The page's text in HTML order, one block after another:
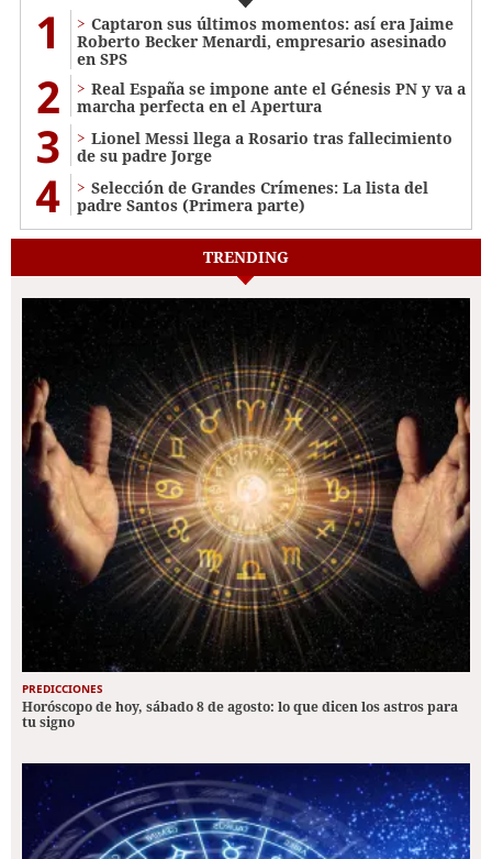
1
Captaron sus últimos momentos: así era Jaime
Roberto Becker Menardi​​​, empresario asesinado
en SPS
2
Real España se impone ante el Génesis PN y va a
marcha perfecta en el Apertura
3
Lionel Messi llega a Rosario tras fallecimiento
de su padre Jorge
4
Selección de Grandes Crímenes: La lista del
padre Santos (Primera parte)
TRENDING
PREDICCIONES
Horóscopo de hoy, sábado 8 de agosto: lo que dicen los astros para
tu signo